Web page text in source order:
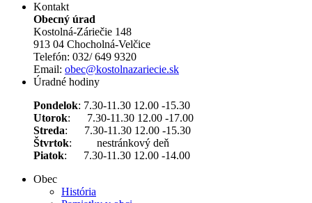
Kontakt
Obecný úrad
Kostolná-Záriečie 148
913 04 Chocholná-Velčice
Telefón: 032/ 649 9320
Email: obec@kostolnazariecie.sk
Úradné hodiny
Pondelok: 7.30-11.30 12.00 -15.30
Utorok: 7.30-11.30 12.00 -17.00
Streda: 7.30-11.30 12.00 -15.30
Štvrtok: nestránkový deň
Piatok: 7.30-11.30 12.00 -14.00
Obec
História